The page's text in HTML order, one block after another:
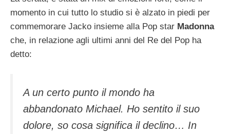
momento in cui tutto lo studio si è alzato in piedi per
commemorare Jacko insieme alla Pop star Madonna
che, in relazione agli ultimi anni del Re del Pop ha
detto:
A un certo punto il mondo ha
abbandonato Michael. Ho sentito il suo
dolore, so cosa significa il declino… In